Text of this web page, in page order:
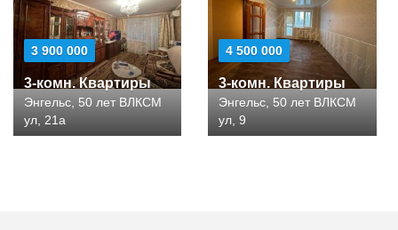
3 900 000
3-комн. Квартиры
Энгельс, 50 лет ВЛКСМ
ул, 21а
4 500 000
3-комн. Квартиры
Энгельс, 50 лет ВЛКСМ
ул, 9